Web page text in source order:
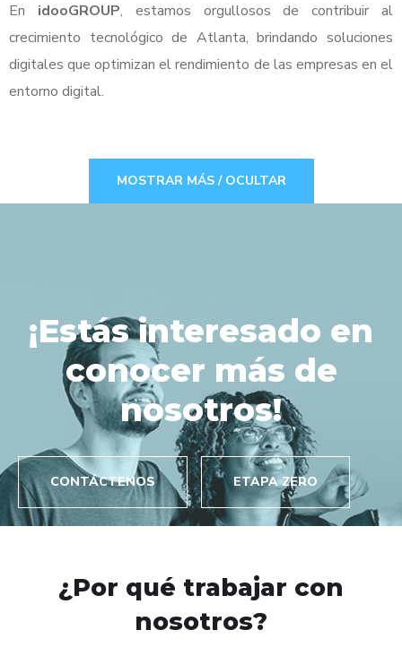
En idooGROUP, estamos orgullosos de contribuir al
crecimiento tecnológico de Atlanta, brindando soluciones
digitales que optimizan el rendimiento de las empresas en el
entorno digital.
MOSTRAR MÁS / OCULTAR
¡Estás interesado en
conocer más de
nosotros!
CONTÁCTENOS ETAPA ZERO
¿Por qué trabajar con
nosotros?